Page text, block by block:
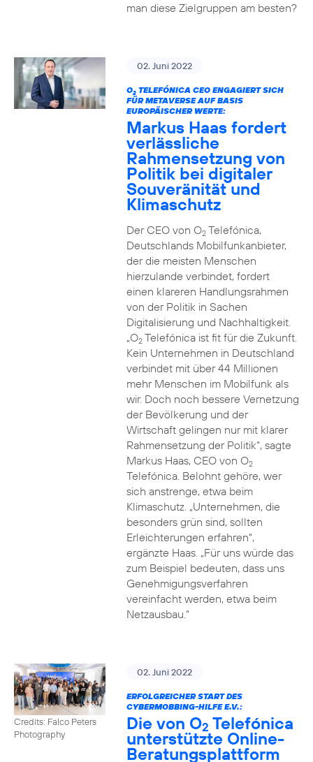
man diese Zielgruppen am besten?
02. Juni 2022
O2TELEFÓNICA CEO ENGAGIERT SICH
FÜR METAVERSE AUF BASIS
EUROPÄISCHER WERTE:
Markus Haas fordert
verlässliche
Rahmensetzung von
Politik bei digitaler
Souveränität und
Klimaschutz
Der CEO von O2Telefónica,
Deutschlands Mobilfunkanbieter,
der die meisten Menschen
hierzulande verbindet, fordert
einen klareren Handlungsrahmen
von der Politik in Sachen
Digitalisierung und Nachhaltigkeit.
„O2Telefónica ist fit für die Zukunft.
Kein Unternehmen in Deutschland
verbindet mit über 44 Millionen
mehr Menschen im Mobilfunk als
wir. Doch noch bessere Vernetzung
der Bevölkerung und der
Wirtschaft gelingen nur mit klarer
Rahmensetzung der Politik“, sagte
Markus Haas, CEO von O2
Telefónica. Belohnt gehöre, wer
sich anstrenge, etwa beim
Klimaschutz. „Unternehmen, die
besonders grün sind, sollten
Erleichterungen erfahren“,
ergänzte Haas. „Für uns würde das
zum Beispiel bedeuten, dass uns
Genehmigungsverfahren
vereinfacht werden, etwa beim
Netzausbau.“
Credits: Falco Peters
Photography
02. Juni 2022
ERFOLGREICHER START DES
CYBERMOBBING-HILFE E.V.:
Die von O2 Telefónica
unterstützte Online-
Beratungsplattform